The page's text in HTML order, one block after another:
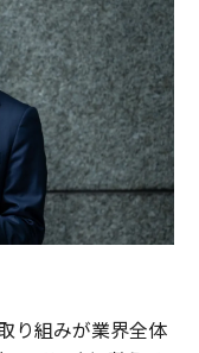
り組みが業界全体